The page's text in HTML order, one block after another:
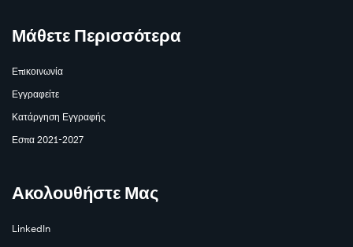
Μάθετε Περισσότερα
Επικοινωνία
Εγγραφείτε
Κατάργηση Εγγραφής
Εσπα 2021-2027
Ακολουθήστε Μας
LinkedIn